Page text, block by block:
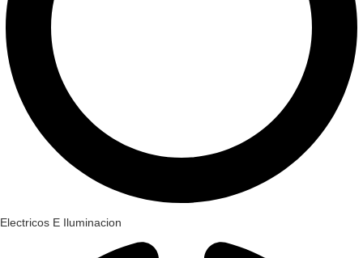
Electricos E Iluminacion